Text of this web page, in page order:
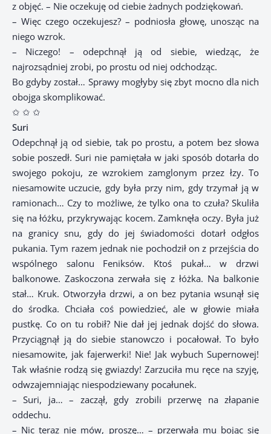
z objęć. – Nie oczekuję od ciebie żadnych podziękowań.
– Więc czego oczekujesz? – podniosła głowę, unosząc na
niego wzrok.
– Niczego! – odepchnął ją od siebie, wiedząc, że
najrozsądniej zrobi, po prostu od niej odchodząc.
Bo gdyby został… Sprawy mogłyby się zbyt mocno dla nich
obojga skomplikować.
✩ ✩ ✩
Suri
Odepchnął ją od siebie, tak po prostu, a potem bez słowa
sobie poszedł. Suri nie pamiętała w jaki sposób dotarła do
swojego pokoju, ze wzrokiem zamglonym przez łzy. To
niesamowite uczucie, gdy była przy nim, gdy trzymał ją w
ramionach… Czy to możliwe, że tylko ona to czuła? Skuliła
się na łóżku, przykrywając kocem. Zamknęła oczy. Była już
na granicy snu, gdy do jej świadomości dotarł odgłos
pukania. Tym razem jednak nie pochodził on z przejścia do
wspólnego salonu Feniksów. Ktoś pukał… w drzwi
balkonowe. Zaskoczona zerwała się z łóżka. Na balkonie
stał… Kruk. Otworzyła drzwi, a on bez pytania wsunął się
do środka. Chciała coś powiedzieć, ale w głowie miała
pustkę. Co on tu robił? Nie dał jej jednak dojść do słowa.
Przyciągnął ją do siebie stanowczo i pocałował. To było
niesamowite, jak fajerwerki! Nie! Jak wybuch Supernowej!
Tak właśnie rodzą się gwiazdy! Zarzuciła mu ręce na szyję,
odwzajemniając niespodziewany pocałunek.
– Suri, ja… – zaczął, gdy zrobili przerwę na złapanie
oddechu.
– Nic teraz nie mów, proszę… – przerwała mu bojąc się